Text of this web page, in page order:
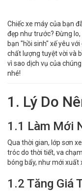
Chiếc xe máy của bạn
đẹp như trước? Đừng lo,
bạn "hồi sinh" xế yêu với
chất lượng tuyệt vời và
vì sao dịch vụ của
nhé!
1. Lý Do
1.1 Làm Mới
Qua thời gian, lớp sơn
tróc do thời tiết, va chạm.
bóng bẩy, như mới xuất
1.2 Tăng Giá